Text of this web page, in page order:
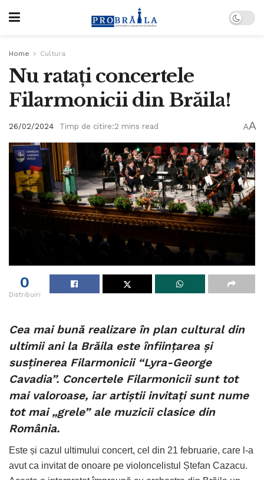
Home Cultura
Nu ratați concertele
Filarmonicii din Brăila!
26/02/2024 Timp de citire:2 mins read AA
0
Distribuiri
Cea mai bună realizare în plan cultural din
ultimii ani la Brăila este înființarea și
susținerea Filarmonicii “Lyra-George
Cavadia”. Concertele Filarmonicii sunt tot
mai valoroase, iar artiștii invitați sunt nume
tot mai „grele” ale muzicii clasice din
România.
Este și cazul ultimului concert, cel din 21 februarie, care l-a
avut ca invitat de onoare pe violoncelistul Ștefan Cazacu.